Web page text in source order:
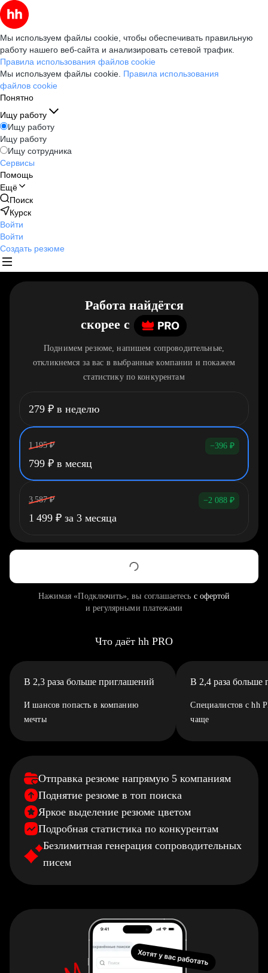
Мы используем файлы cookie, чтобы обеспечивать правильную
работу нашего веб-сайта и анализировать сетевой трафик.
Правила использования файлов cookie
Мы используем файлы cookie. Правила использования
файлов cookie
Понятно
Ищу работу
Ищу работу
Ищу работу
Ищу сотрудника
Сервисы
Помощь
Ещё
Поиск
Курск
Войти
Войти
Создать резюме
Работа найдётся
скорее c
Поднимем резюме, напишем сопроводительные,
откликнемся за вас в выбранные компании и покажем
статистику по конкурентам
279 ₽ в неделю
1 195 ₽ −396 ₽
799 ₽ в месяц
3 587 ₽ −2 088 ₽
1 499 ₽ за 3 месяца
Нажимая «Подключить», вы соглашаетесь с офертой
и регулярными платежами
Что даёт hh PRO
В 2,3 раза больше приглашений
И шансов попасть в компанию
мечты
В 2,4 раза больше
Специалистов с hh
чаще
Отправка резюме напрямую 5 компаниям
Поднятие резюме в топ поиска
Яркое выделение резюме цветом
Подробная статистика по конкурентам
Безлимитная генерация сопроводительных
писем